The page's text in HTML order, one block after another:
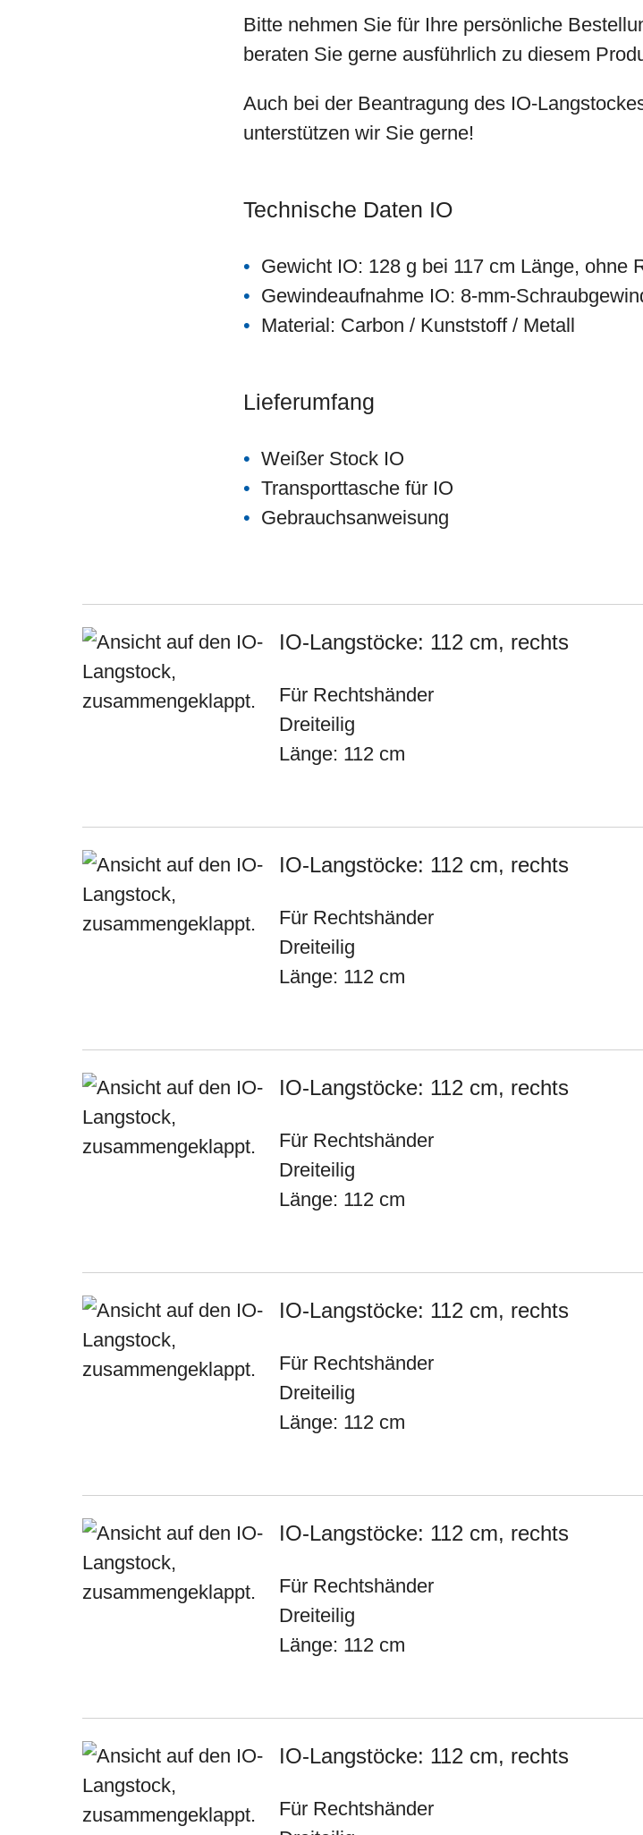
Bitte nehmen Sie für Ihre persönliche
beraten Sie gerne ausführlich zu diesem
Auch bei der Beantragung des IO-
unterstützen wir Sie gerne!
Technische Daten IO
Gewicht IO: 128 g bei 117 cm Länge, ohne
Gewindeaufnahme IO: 8-mm-
Material: Carbon / Kunststoff / Metall
Lieferumfang
Weißer Stock IO
Transporttasche für IO
Gebrauchsanweisung
IO-Langstöcke: 112 cm, rechts
Für Rechtshänder
Dreiteilig
Länge: 112 cm
IO-Langstöcke: 112 cm, rechts
Für Rechtshänder
Dreiteilig
Länge: 112 cm
IO-Langstöcke: 112 cm, rechts
Für Rechtshänder
Dreiteilig
Länge: 112 cm
IO-Langstöcke: 112 cm, rechts
Für Rechtshänder
Dreiteilig
Länge: 112 cm
IO-Langstöcke: 112 cm, rechts
Für Rechtshänder
Dreiteilig
Länge: 112 cm
IO-Langstöcke: 112 cm, rechts
Für Rechtshänder